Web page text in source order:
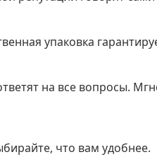
упаковка
на все вопросы.
что вам удобнее.